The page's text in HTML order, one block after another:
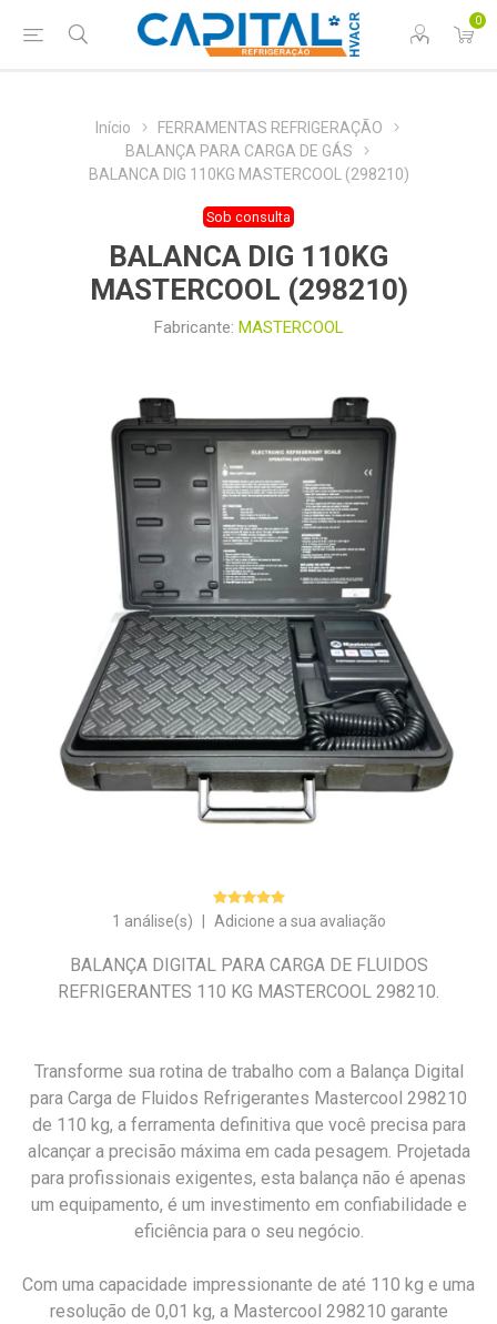
0
Início
FERRAMENTAS REFRIGERAÇÃO
BALANÇA PARA CARGA DE GÁS
BALANCA DIG 110KG MASTERCOOL (298210)
Sob consulta
BALANCA DIG 110KG
MASTERCOOL (298210)
Fabricante: MASTERCOOL
1 análise(s) Adicione a sua avaliação
BALANÇA DIGITAL PARA CARGA DE FLUIDOS
REFRIGERANTES 110 KG MASTERCOOL 298210.
Transforme sua rotina de trabalho com a Balança Digital
para Carga de Fluidos Refrigerantes Mastercool 298210
de 110 kg, a ferramenta definitiva que você precisa para
alcançar a precisão máxima em cada pesagem. Projetada
para profissionais exigentes, esta balança não é apenas
um equipamento, é um investimento em confiabilidade e
eficiência para o seu negócio.
Com uma capacidade impressionante de até 110 kg e uma
resolução de 0,01 kg, a Mastercool 298210 garante